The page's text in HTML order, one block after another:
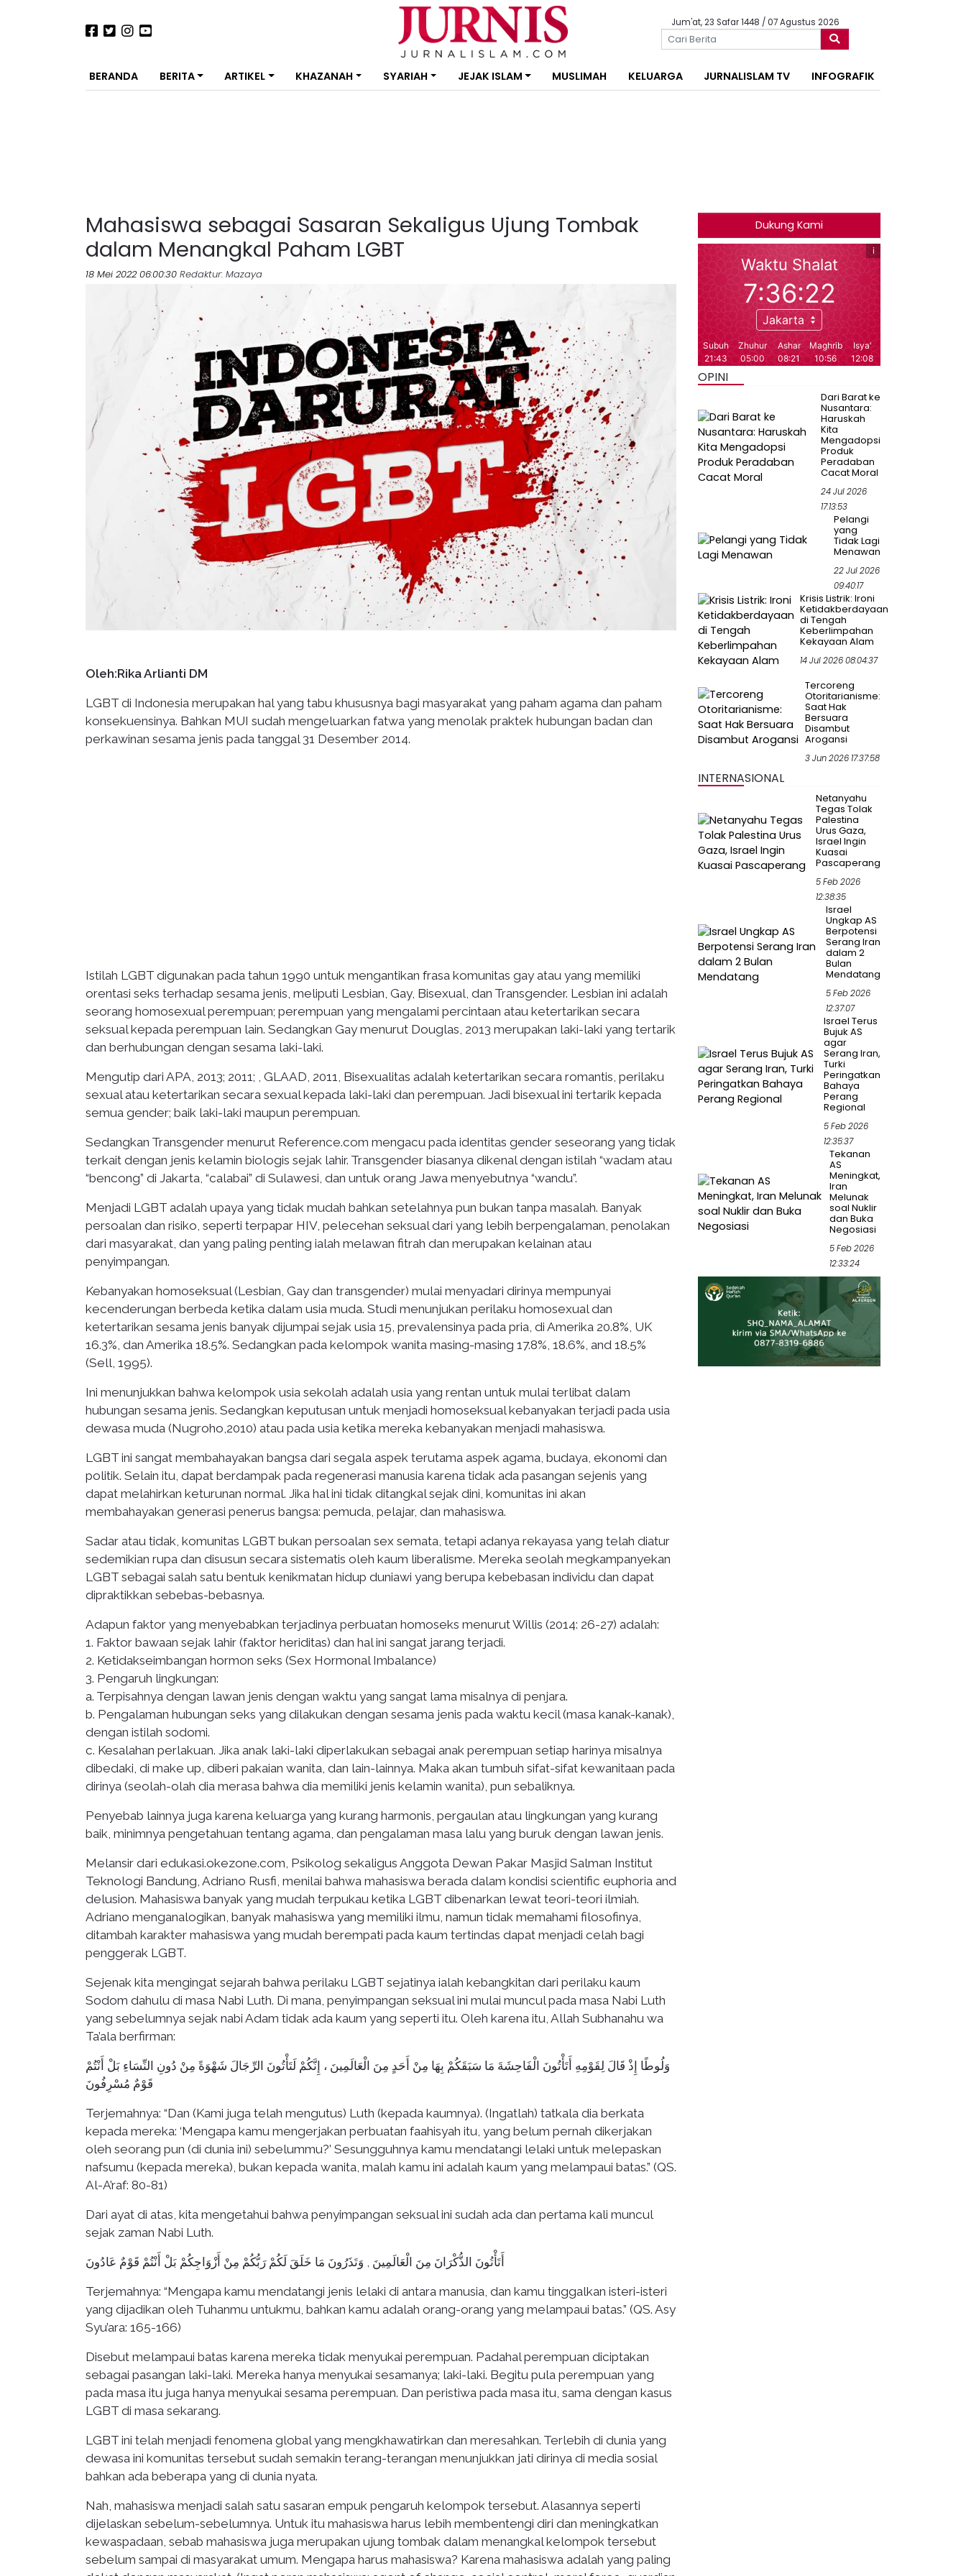
Jum'at, 23 Safar 1448 / 07 Agustus 2026
BERANDA BERITA ARTIKEL KHAZANAH SYARIAH JEJAK ISLAM MUSLIMAH KELUARGA JURNALISLAM TV INFOGRAFIK
Mahasiswa sebagai Sasaran Sekaligus Ujung Tombak
dalam Menangkal Paham LGBT
18 Mei 2022 06:00:30 Redaktur: Mazaya
Oleh:Rika Arlianti DM
LGBT di Indonesia merupakan hal yang tabu khususnya bagi masyarakat yang paham agama dan paham
konsekuensinya. Bahkan MUI sudah mengeluarkan fatwa yang menolak praktek hubungan badan dan
perkawinan sesama jenis pada tanggal 31 Desember 2014.
Istilah LGBT digunakan pada tahun 1990 untuk mengantikan frasa komunitas gay atau yang memiliki
orentasi seks terhadap sesama jenis, meliputi Lesbian, Gay, Bisexual, dan Transgender. Lesbian ini adalah
seorang homosexual perempuan; perempuan yang mengalami percintaan atau ketertarikan secara
seksual kepada perempuan lain. Sedangkan Gay menurut Douglas, 2013 merupakan laki-laki yang tertarik
dan berhubungan dengan sesama laki-laki.
Mengutip dari APA, 2013; 2011; , GLAAD, 2011, Bisexualitas adalah ketertarikan secara romantis, perilaku
sexual atau ketertarikan secara sexual kepada laki-laki dan perempuan. Jadi bisexual ini tertarik kepada
semua gender; baik laki-laki maupun perempuan.
Sedangkan Transgender menurut Reference.com mengacu pada identitas gender seseorang yang tidak
terkait dengan jenis kelamin biologis sejak lahir. Transgender biasanya dikenal dengan istilah “wadam atau
“bencong” di Jakarta, “calabai” di Sulawesi, dan untuk orang Jawa menyebutnya “wandu”.
Menjadi LGBT adalah upaya yang tidak mudah bahkan setelahnya pun bukan tanpa masalah. Banyak
persoalan dan risiko, seperti terpapar HIV, pelecehan seksual dari yang lebih berpengalaman, penolakan
dari masyarakat, dan yang paling penting ialah melawan fitrah dan merupakan kelainan atau
penyimpangan.
Kebanyakan homoseksual (Lesbian, Gay dan transgender) mulai menyadari dirinya mempunyai
kecenderungan berbeda ketika dalam usia muda. Studi menunjukan perilaku homosexual dan
ketertarikan sesama jenis banyak dijumpai sejak usia 15, prevalensinya pada pria, di Amerika 20.8%, UK
16.3%, dan Amerika 18.5%. Sedangkan pada kelompok wanita masing-masing 17.8%, 18.6%, and 18.5%
(Sell, 1995).
Ini menunjukkan bahwa kelompok usia sekolah adalah usia yang rentan untuk mulai terlibat dalam
hubungan sesama jenis. Sedangkan keputusan untuk menjadi homoseksual kebanyakan terjadi pada usia
dewasa muda (Nugroho,2010) atau pada usia ketika mereka kebanyakan menjadi mahasiswa.
LGBT ini sangat membahayakan bangsa dari segala aspek terutama aspek agama, budaya, ekonomi dan
politik. Selain itu, dapat berdampak pada regenerasi manusia karena tidak ada pasangan sejenis yang
dapat melahirkan keturunan normal. Jika hal ini tidak ditangkal sejak dini, komunitas ini akan
membahayakan generasi penerus bangsa: pemuda, pelajar, dan mahasiswa.
Sadar atau tidak, komunitas LGBT bukan persoalan sex semata, tetapi adanya rekayasa yang telah diatur
sedemikian rupa dan disusun secara sistematis oleh kaum liberalisme. Mereka seolah megkampanyekan
LGBT sebagai salah satu bentuk kenikmatan hidup duniawi yang berupa kebebasan individu dan dapat
dipraktikkan sebebas-bebasnya.
Adapun faktor yang menyebabkan terjadinya perbuatan homoseks menurut Willis (2014: 26-27) adalah:
1. Faktor bawaan sejak lahir (faktor heriditas) dan hal ini sangat jarang terjadi.
2. Ketidakseimbangan hormon seks (Sex Hormonal Imbalance)
3. Pengaruh lingkungan:
a. Terpisahnya dengan lawan jenis dengan waktu yang sangat lama misalnya di penjara.
b. Pengalaman hubungan seks yang dilakukan dengan sesama jenis pada waktu kecil (masa kanak-kanak),
dengan istilah sodomi.
c. Kesalahan perlakuan. Jika anak laki-laki diperlakukan sebagai anak perempuan setiap harinya misalnya
dibedaki, di make up, diberi pakaian wanita, dan lain-lainnya. Maka akan tumbuh sifat-sifat kewanitaan pada
dirinya (seolah-olah dia merasa bahwa dia memiliki jenis kelamin wanita), pun sebaliknya.
Penyebab lainnya juga karena keluarga yang kurang harmonis, pergaulan atau lingkungan yang kurang
baik, minimnya pengetahuan tentang agama, dan pengalaman masa lalu yang buruk dengan lawan jenis.
Melansir dari edukasi.okezone.com, Psikolog sekaligus Anggota Dewan Pakar Masjid Salman Institut
Teknologi Bandung, Adriano Rusfi, menilai bahwa mahasiswa berada dalam kondisi scientific euphoria and
delusion. Mahasiswa banyak yang mudah terpukau ketika LGBT dibenarkan lewat teori-teori ilmiah.
Adriano menganalogikan, banyak mahasiswa yang memiliki ilmu, namun tidak memahami filosofinya,
ditambah karakter mahasiswa yang mudah berempati pada kaum tertindas dapat menjadi celah bagi
penggerak LGBT.
Sejenak kita mengingat sejarah bahwa perilaku LGBT sejatinya ialah kebangkitan dari perilaku kaum
Sodom dahulu di masa Nabi Luth. Di mana, penyimpangan seksual ini mulai muncul pada masa Nabi Luth
yang sebelumnya sejak nabi Adam tidak ada kaum yang seperti itu. Oleh karena itu, Allah Subhanahu wa
Ta’ala berfirman:
وَلُوطًا إِذْ قَالَ لِقَوْمِهِ أَتَأْتُونَ الْفَاحِشَةَ مَا سَبَقَكُمْ بِهَا مِنْ أَحَدٍ مِنَ الْعَالَمِينَ ، إِنَّكُمْ لَتَأْتُونَ الرِّجَالَ شَهْوَةً مِنْ دُونِ النِّسَاءِ بَلْ أَنْتُمْ
قَوْمٌ مُسْرِفُونَ
Terjemahnya: “Dan (Kami juga telah mengutus) Luth (kepada kaumnya). (Ingatlah) tatkala dia berkata
kepada mereka: ‘Mengapa kamu mengerjakan perbuatan faahisyah itu, yang belum pernah dikerjakan
oleh seorang pun (di dunia ini) sebelummu?’ Sesungguhnya kamu mendatangi lelaki untuk melepaskan
nafsumu (kepada mereka), bukan kepada wanita, malah kamu ini adalah kaum yang melampaui batas.” (QS.
Al-A’raf: 80-81)
Dari ayat di atas, kita mengetahui bahwa penyimpangan seksual ini sudah ada dan pertama kali muncul
sejak zaman Nabi Luth.
أَتَأْتُونَ الذُّكْرَانَ مِنَ الْعَالَمِينَ , وَتَذَرُونَ مَا خَلَقَ لَكُمْ رَبُّكُمْ مِنْ أَزْوَاجِكُمْ بَلْ أَنْتُمْ قَوْمٌ عَادُونَ
Terjemahnya: “Mengapa kamu mendatangi jenis lelaki di antara manusia, dan kamu tinggalkan isteri-isteri
yang dijadikan oleh Tuhanmu untukmu, bahkan kamu adalah orang-orang yang melampaui batas.” (QS. Asy
Syu’ara: 165-166)
Disebut melampaui batas karena mereka tidak menyukai perempuan. Padahal perempuan diciptakan
sebagai pasangan laki-laki. Mereka hanya menyukai sesamanya; laki-laki. Begitu pula perempuan yang
pada masa itu juga hanya menyukai sesama perempuan. Dan peristiwa pada masa itu, sama dengan kasus
LGBT di masa sekarang.
LGBT ini telah menjadi fenomena global yang mengkhawatirkan dan meresahkan. Terlebih di dunia yang
dewasa ini komunitas tersebut sudah semakin terang-terangan menunjukkan jati dirinya di media sosial
bahkan ada beberapa yang di dunia nyata.
Nah, mahasiswa menjadi salah satu sasaran empuk pengaruh kelompok tersebut. Alasannya seperti
dijelaskan sebelum-sebelumnya. Untuk itu mahasiswa harus lebih membentengi diri dan meningkatkan
kewaspadaan, sebab mahasiswa juga merupakan ujung tombak dalam menangkal kelompok tersebut
sebelum sampai di masyarakat umum. Mengapa harus mahasiswa? Karena mahasiswa adalah yang paling
Dukung Kami
OPINI
Dari Barat ke
Nusantara:
Haruskah
Kita
Mengadopsi
Produk
Peradaban
Cacat Moral
24 Jul 2026
17:13:53
Pelangi
yang
Tidak Lagi
Menawan
22 Jul 2026
09:40:17
Krisis Listrik: Ironi
Ketidakberdayaan
di Tengah
Keberlimpahan
Kekayaan Alam
14 Jul 2026 08:04:37
Tercoreng
Otoritarianisme:
Saat Hak
Bersuara
Disambut
Arogansi
3 Jun 2026 17:37:58
INTERNASIONAL
Netanyahu
Tegas Tolak
Palestina
Urus Gaza,
Israel Ingin
Kuasai
Pascaperang
5 Feb 2026
12:38:35
Israel
Ungkap AS
Berpotensi
Serang Iran
dalam 2
Bulan
Mendatang
5 Feb 2026
12:37:07
Israel Terus
Bujuk AS
agar
Serang Iran,
Turki
Peringatkan
Bahaya
Perang
Regional
5 Feb 2026
12:35:37
Tekanan
AS
Meningkat,
Iran
Melunak
soal Nuklir
dan Buka
Negosiasi
5 Feb 2026
12:33:24